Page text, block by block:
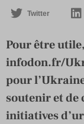
Twitter
Pour être
infodon.fr/
pour
soutenir et de
initiatives